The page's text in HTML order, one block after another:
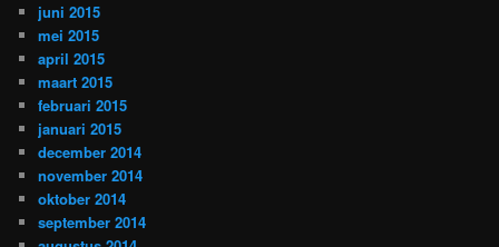
juni 2015
mei 2015
april 2015
maart 2015
februari 2015
januari 2015
december 2014
november 2014
oktober 2014
september 2014